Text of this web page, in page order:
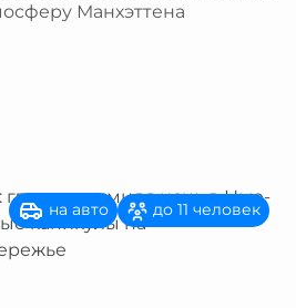
Манхэттена
на авто до 11 человек